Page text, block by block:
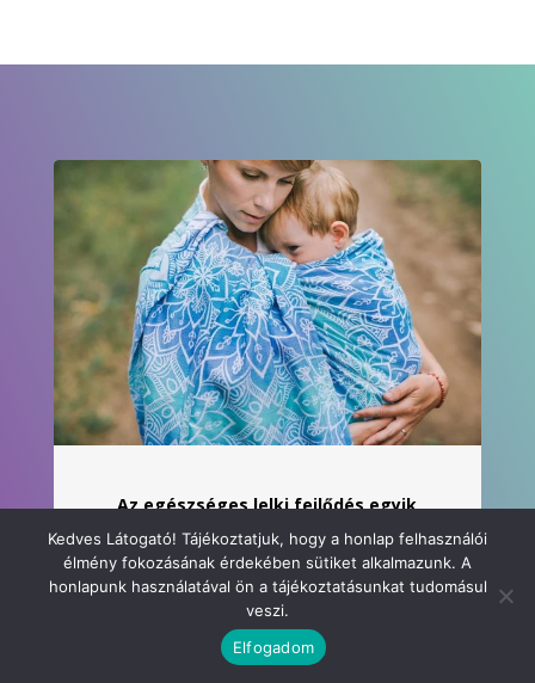
Az egészséges lelki fejlődés egyik
alapvető tényezője a csecsemő és a
szülő(k) közt kialakuló korai kötődés.
Csatlakozz hozzánk, ha
Te is hiszel abban, hogy a hordozás hozzásegít a
Kedves Látogató! Tájékoztatjuk, hogy a honlap felhasználói
élmény fokozásának érdekében sütiket alkalmazunk. A
honlapunk használatával ön a tájékoztatásunkat tudomásul
veszi.
Elfogadom